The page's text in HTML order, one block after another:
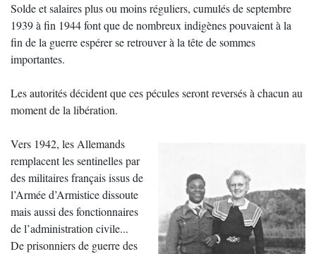
Solde et salaires plus ou moins réguliers, cumulés de septembre
1939 à fin 1944 font que de nombreux indigènes pouvaient à la
fin de la guerre espérer se retrouver à la tête de sommes
importantes.
Les autorités décident que ces pécules seront reversés à chacun au
moment de la libération.
Vers 1942, les Allemands
remplacent les sentinelles par
des militaires français issus de
l’Armée d’Armistice dissoute
mais aussi des fonctionnaires
de l’administration civile...
De prisonniers de guerre des